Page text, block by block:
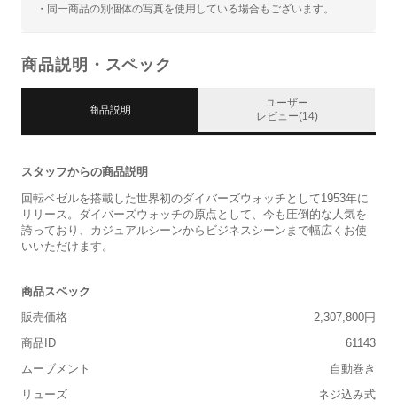
・同一商品の別個体の写真を使用している場合もございます。
商品説明・スペック
商品説明
ユーザー
レビュー(14)
スタッフからの商品説明
回転ベゼルを搭載した世界初のダイバーズウォッチとして1953年に
リリース。ダイバーズウォッチの原点として、今も圧倒的な人気を
誇っており、カジュアルシーンからビジネスシーンまで幅広くお使
いいただけます。
商品スペック
販売価格
2,307,800円
商品ID
61143
ムーブメント
自動巻き
リューズ
ネジ込み式